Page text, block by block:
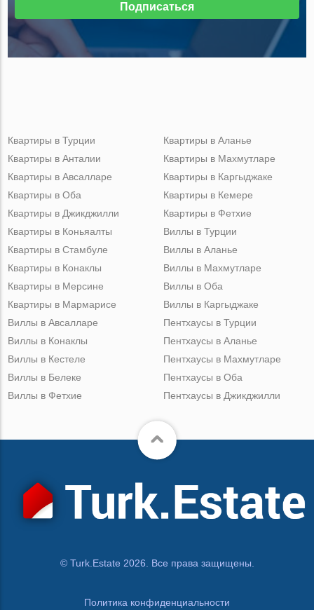
Подписаться
Квартиры в Турции
Квартиры в Анталии
Квартиры в Авсалларе
Квартиры в Оба
Квартиры в Джикджилли
Квартиры в Аланье
Квартиры в Махмутларе
Квартиры в Каргыджаке
Квартиры в Кемере
Квартиры в Фетхие
Квартиры в Коньяалты
Квартиры в Стамбуле
Квартиры в Конаклы
Квартиры в Мерсине
Квартиры в Мармарисе
Виллы в Турции
Виллы в Аланье
Виллы в Махмутларе
Виллы в Оба
Виллы в Каргыджаке
Виллы в Авсалларе
Виллы в Конаклы
Виллы в Кестеле
Виллы в Белеке
Виллы в Фетхие
Пентхаусы в Турции
Пентхаусы в Аланье
Пентхаусы в Махмутларе
Пентхаусы в Оба
Пентхаусы в Джикджилли
© Turk.Estate 2026. Все права защищены.
Политика конфиденциальности